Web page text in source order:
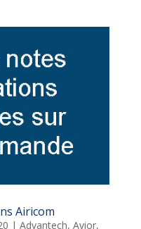
Airicom
| Advantech, Avior,